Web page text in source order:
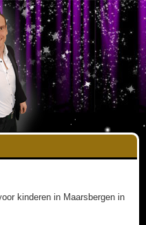
kinderen in Maarsbergen in